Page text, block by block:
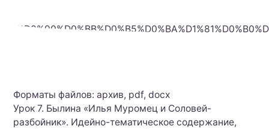
Форматы файлов: архив, pdf, docx
Урок 7. Былина «Илья Муромец и Соловей-
разбойник». Идейно-тематическое содержание,